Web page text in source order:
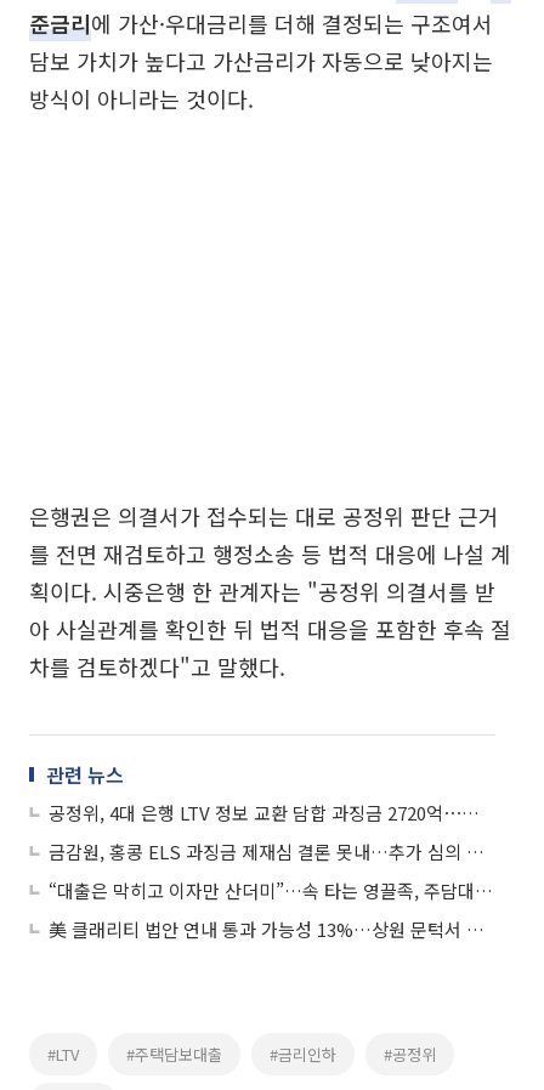
준금리에 가산·우대금리를 더해 결정되는 구조여서
담보 가치가 높다고 가산금리가 자동으로 낮아지는
방식이 아니라는 것이다.
은행권은 의결서가 접수되는 대로 공정위 판단 근거
를 전면 재검토하고 행정소송 등 법적 대응에 나설 계
획이다. 시중은행 한 관계자는 "공정위 의결서를 받
아 사실관계를 확인한 뒤 법적 대응을 포함한 후속 절
차를 검토하겠다"고 말했다.
관련 뉴스
공정위, 4대 은행 LTV 정보 교환 담합 과징금 2720억⋯신설 규정 첫 적용
금감원, 홍콩 ELS 과징금 제재심 결론 못내…추가 심의 전망
“대출은 막히고 이자만 산더미”…속 타는 영끌족, 주담대 또 오른다
美 클래리티 법안 연내 통과 가능성 13%…상원 문턱서 제동
#LTV #주택담보대출 #금리인하 #공정위